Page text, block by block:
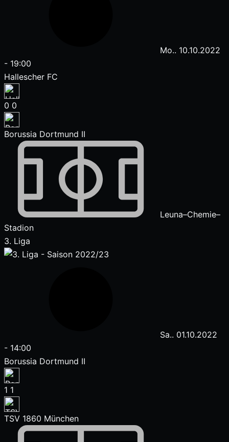
Mo.. 10.10.2022
- 19:00
Hallescher FC
0 0
Borussia Dortmund II
Leuna–Chemie–
Stadion
3. Liga
Sa.. 01.10.2022
- 14:00
Borussia Dortmund II
1 1
TSV 1860 München